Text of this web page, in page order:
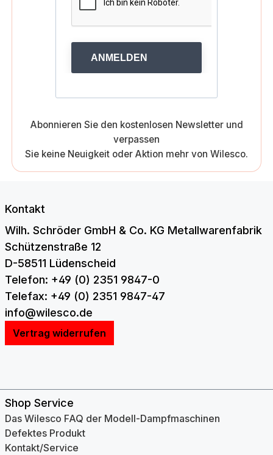
ANMELDEN
Abonnieren Sie den kostenlosen Newsletter und
verpassen
Sie keine Neuigkeit oder Aktion mehr von Wilesco.
Kontakt
Wilh. Schröder GmbH & Co. KG Metallwarenfabrik
Schützenstraße 12
D-58511 Lüdenscheid
Telefon: +49 (0) 2351 9847-0
Telefax: +49 (0) 2351 9847-47
info@wilesco.de
Vertrag widerrufen
Shop Service
Das Wilesco FAQ der Modell-Dampfmaschinen
Defektes Produkt
Kontakt/Service